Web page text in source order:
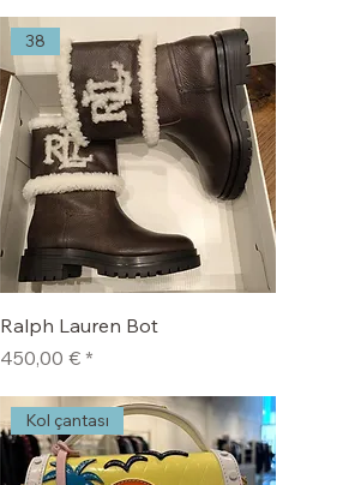
38
Ralph Lauren Bot
Fiyat
450,00 €
Kol çantası